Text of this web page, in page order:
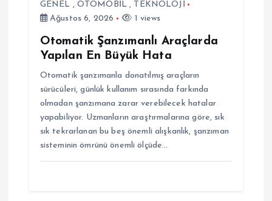
GENEL , OTOMOBİL , TEKNOLOJİ
Ağustos 6, 2026
1 views
Otomatik Şanzımanlı Araçlarda
Yapılan En Büyük Hata
Otomatik şanzımanla donatılmış araçların
sürücüleri, günlük kullanım sırasında farkında
olmadan şanzımana zarar verebilecek hatalar
yapabiliyor. Uzmanların araştırmalarına göre, sık
sık tekrarlanan bu beş önemli alışkanlık, şanzıman
sisteminin ömrünü önemli ölçüde…